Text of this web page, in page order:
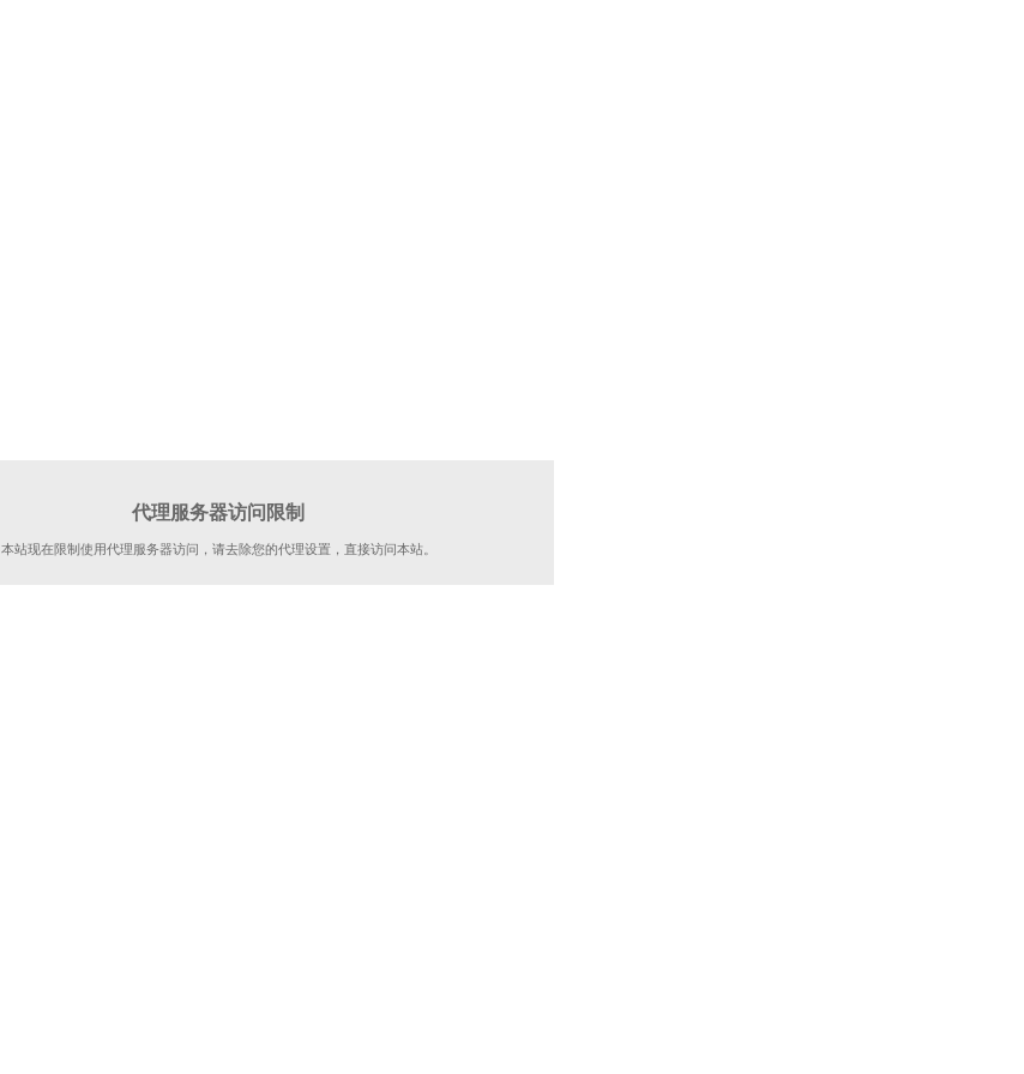
代理服务器访问限制
本站现在限制使用代理服务器访问，请去除您的代理设置，直接访问本站。